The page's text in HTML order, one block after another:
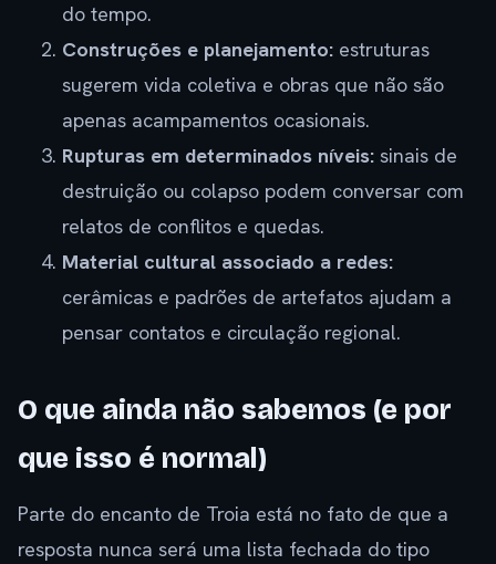
do tempo.
Construções e planejamento: estruturas
sugerem vida coletiva e obras que não são
apenas acampamentos ocasionais.
Rupturas em determinados níveis: sinais de
destruição ou colapso podem conversar com
relatos de conflitos e quedas.
Material cultural associado a redes:
cerâmicas e padrões de artefatos ajudam a
pensar contatos e circulação regional.
O que ainda não sabemos (e por
que isso é normal)
Parte do encanto de Troia está no fato de que a
resposta nunca será uma lista fechada do tipo